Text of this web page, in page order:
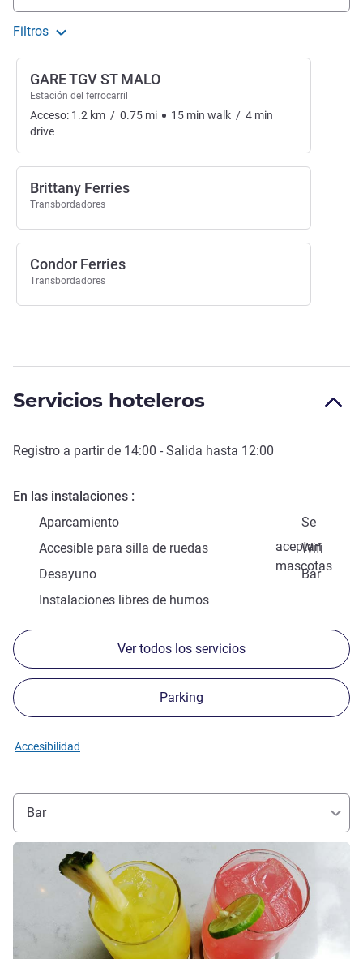
Filtros
GARE TGV ST MALO
Estación del ferrocarril
Acceso: 1.2 km / 0.75 mi 15 min walk / 4 min
drive
Brittany Ferries
Transbordadores
Condor Ferries
Transbordadores
Servicios hoteleros
Registro a partir de 14:00 - Salida hasta 12:00
En las instalaciones
Aparcamiento
Se
aceptan
mascotas
Accesible para silla de ruedas
Wifi
Desayuno
Bar
Instalaciones libres de humos
Ver todos los servicios
Parking
Accesibilidad
Bar
Más información